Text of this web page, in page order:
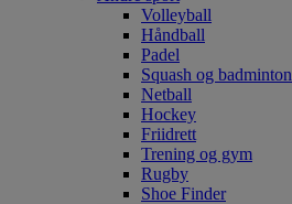
Volleyball
Håndball
Padel
Squash og badminton
Netball
Hockey
Friidrett
Trening og gym
Rugby
Shoe Finder